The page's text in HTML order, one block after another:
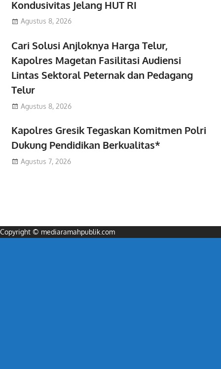
Kondusivitas Jelang HUT RI
Agustus 8, 2026
Cari Solusi Anjloknya Harga Telur,
Kapolres Magetan Fasilitasi Audiensi
Lintas Sektoral Peternak dan Pedagang
Telur
Agustus 8, 2026
Kapolres Gresik Tegaskan Komitmen Polri
Dukung Pendidikan Berkualitas*
Agustus 7, 2026
Copyright © mediaramahpublik.com